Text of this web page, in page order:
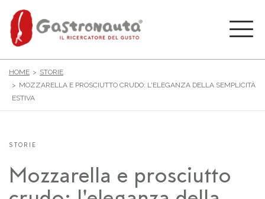
HOME
STORIE
MOZZARELLA E PROSCIUTTO CRUDO: L'ELEGANZA DELLA SEMPLICITÀ
ESTIVA
STORIE
Mozzarella e prosciutto